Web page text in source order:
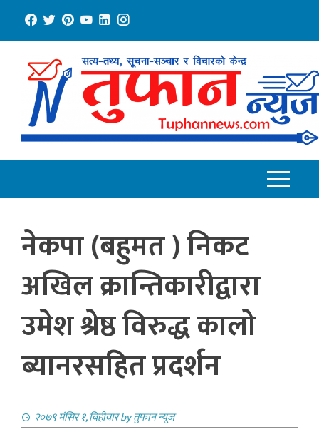
content
नेकपा (बहुमत ) निकट
अखिल क्रान्तिकारीद्वारा
उमेश श्रेष्ठ विरुद्ध कालो
ब्यानरसहित प्रदर्शन
२०७९ मंसिर १, बिहीवारbyतुफान न्यूज